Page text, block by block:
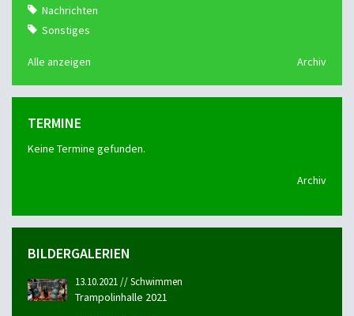
Nachrichten
Sonstiges
Alle anzeigen Archiv
TERMINE
Keine Termine gefunden.
Archiv
BILDERGALERIEN
13.10.2021 // Schwimmen
Trampolinhalle 2021